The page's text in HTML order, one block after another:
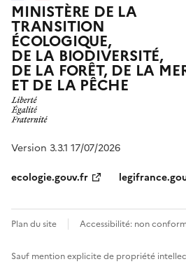
MINISTÈRE DE LA
TRANSITION
ÉCOLOGIQUE,
DE LA BIODIVERSITÉ,
DE LA FORÊT, DE LA
ET DE LA PÊCHE
Version 3.3.1 17/07/2026
ecologie.gouv.fr
Plan du site Accessibilité: non
Sauf mention explicite de propriété